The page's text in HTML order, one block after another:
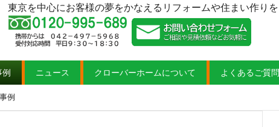
東京を中心にお客様の夢をかなえるリフォームや住まい作りを
ニュース クローバーホームについて よくあるご質問
例